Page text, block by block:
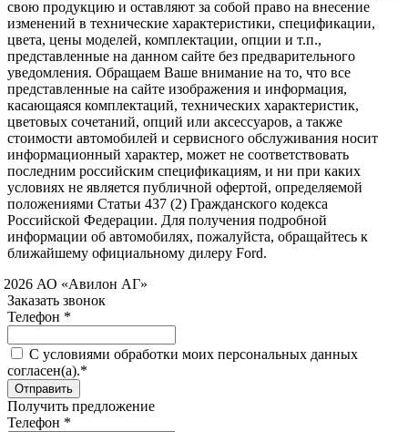
свою продукцию и оставляют за собой право на внесение
изменений в технические характеристики, спецификации,
цвета, цены моделей, комплектации, опции и т.п.,
представленные на данном сайте без предварительного
уведомления. Обращаем Ваше внимание на то, что все
представленные на сайте изображения и информация,
касающаяся комплектаций, технических характеристик,
цветовых сочетаний, опций или аксессуаров, а также
стоимости автомобилей и сервисного обслуживания носит
информационный характер, может не соответствовать
последним российским спецификациям, и ни при каких
условиях не является публичной офертой, определяемой
положениями Статьи 437 (2) Гражданского кодекса
Российской Федерации. Для получения подробной
информации об автомобилях, пожалуйста, обращайтесь к
ближайшему официальному дилеру Ford.
АО «Авилон АГ»
Заказать звонок
Телефон *
C условиями обработки моих персональных данных
согласен(а).*
Получить предложение
Телефон *